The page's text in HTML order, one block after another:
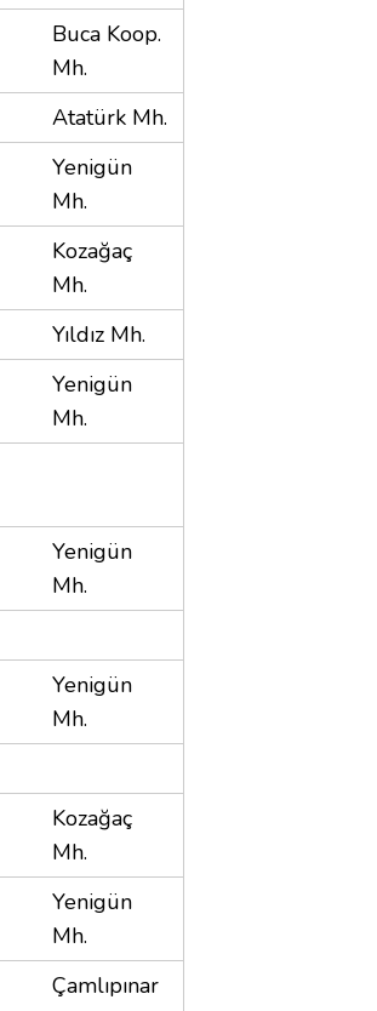
Buca Koop.
Mh.
Atatürk Mh.
Yenigün
Mh.
Kozağaç
Mh.
Yıldız Mh.
Yenigün
Mh.
Yenigün
Mh.
Yenigün
Mh.
Kozağaç
Mh.
Yenigün
Mh.
Çamlıpınar